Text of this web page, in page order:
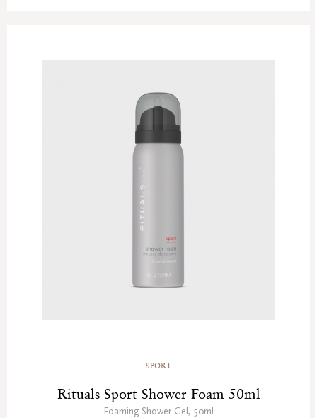
SPORT
Rituals Sport Shower Foam 50ml
Foaming Shower Gel, 50ml